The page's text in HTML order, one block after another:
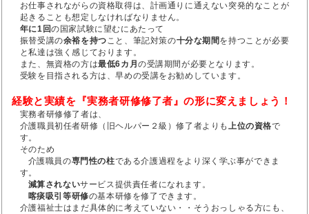
お仕事されながらの資格取得は、計画通りに通えない突発的なことが
起きることも想定しなければなりません。
年に1回の国家試験に望むにあたって
振替受講の余裕を持つこと、筆記対策の十分な期間を持つことが必要
と私達は強く感じております。
また、無資格の方は最低6カ月の受講期間が必要となります。
受験を目指される方は、早めの受講をお勧めしています。
経験と実績を『実務者研修修了者』の形に変えましょう！
実務者研修修了者は、
介護職員初任者研修（旧ヘルパー２級）修了者よりも上位の資格で
す。
そのため
介護職員の専門性の柱である介護過程をより深く学ぶ事ができま
す。
減算されないサービス提供責任者になれます。
喀痰吸引等研修の基本研修を修了できます。
介護福祉士はまだ具体的に考えていない・・そうおっしゃる方にも、